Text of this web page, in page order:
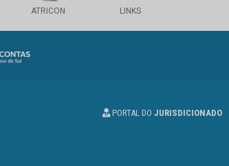
ATRICON LINKS
PORTAL DO JURISDICIONADO